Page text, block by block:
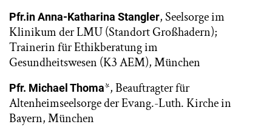
Pfr.in Anna-Katharina Stangler, Seelsorge im
Klinikum der LMU (Standort Großhadern);
Trainerin für Ethikberatung im
Gesundheitswesen (K3 AEM), München
Pfr. Michael Thoma*, Beauftragter für
Altenheimseelsorge der Evang.-Luth. Kirche in
Bayern, München